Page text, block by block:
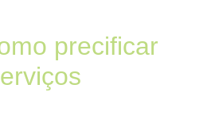
precificar